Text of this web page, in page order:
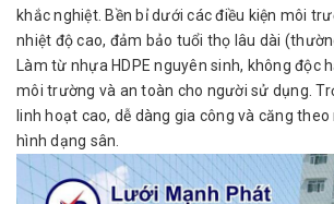
khắc nghiệt. Bền bỉ dưới các điều kiện môi
nhiệt độ cao, đảm bảo tuổi thọ lâu dài
Làm từ nhựa HDPE nguyên sinh, không độc
môi trường và an toàn cho người sử dụng.
linh hoạt cao, dễ dàng gia công và căng
hình dạng sân.